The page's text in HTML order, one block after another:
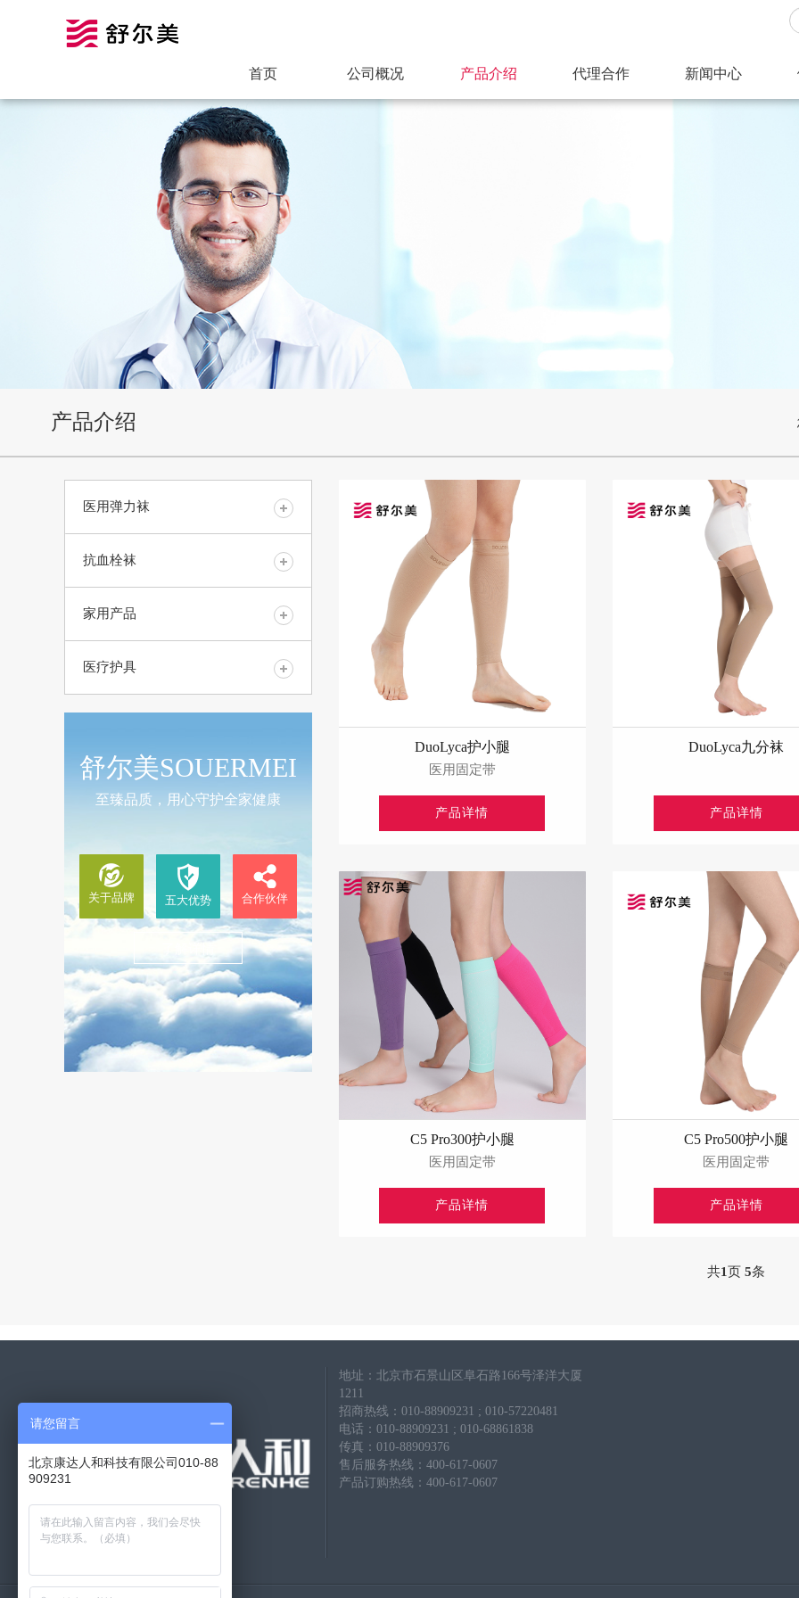
首页 公司概况 产品介绍 代理合作 新闻中心
产品介绍
医用弹力袜
抗血栓袜
家用产品
医疗护具
舒尔美SOUERMEI
至臻品质，用心守护全家健康
关于品牌 五大优势 合作伙伴
DuoLyca护小腿
医用固定带
产品详情
DuoLyca九分袜
产品详情
C5 Pro300护小腿
医用固定带
产品详情
C5 Pro500护小腿
医用固定带
产品详情
共1页5条
地址：北京市石景山区阜石路166号泽洋大厦
1211
招商热线：010-88909231 ; 010-57220481
电话：010-88909231 ; 010-68861838
传真：010-88909376
售后服务热线：400-617-0607
产品订购热线：400-617-0607
请您留言
北京康达人和科技有限公司010-88
909231